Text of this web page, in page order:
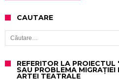
CAUTARE
Caută după:
REFERITOR LA PROIECTUL
SAU PROBLEMA MIGRAȚIEI
ARTEI TEATRALE